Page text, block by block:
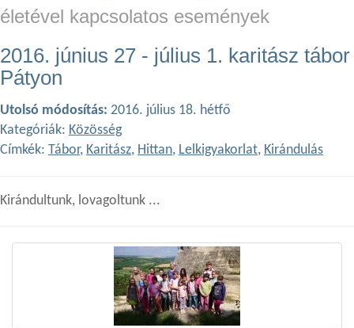
életével kapcsolatos események
2016. június 27 - július 1. karitász tábor
Pátyon
Utolsó módosítás: 2016. július 18. hétfő
Kategóriák: Közösség
Címkék: Tábor, Karitász, Hittan, Lelkigyakorlat, Kirándulás
Kirándultunk, lovagoltunk ...